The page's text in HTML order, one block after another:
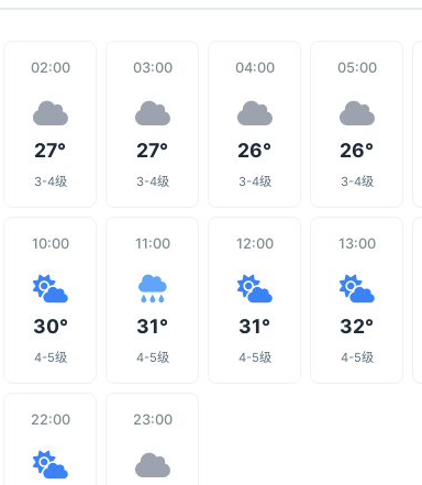
02:00
27°
3-4级
03:00
27°
3-4级
04:00
26°
3-4级
05:00
26°
3-4级
10:00
30°
4-5级
11:00
31°
4-5级
12:00
31°
4-5级
13:00
32°
4-5级
22:00 23:00